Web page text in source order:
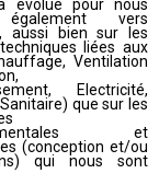
évolué pour nous
vers
aussi bien sur les
liées aux
Ventilation
Electricité,
que sur les
et
(conception et/ou
qui nous sont